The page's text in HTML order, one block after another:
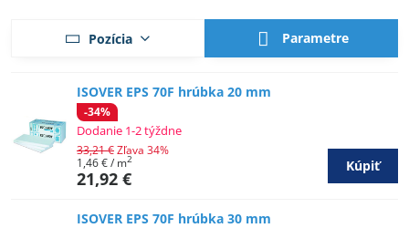
Pozícia Parametre
ISOVER EPS 70F hrúbka 20 mm
-34%
Dodanie 1-2 týždne
21,92 €
33,21 €Zľava 34%
1,46 €/ m2 Kúpiť
ISOVER EPS 70F hrúbka 30 mm